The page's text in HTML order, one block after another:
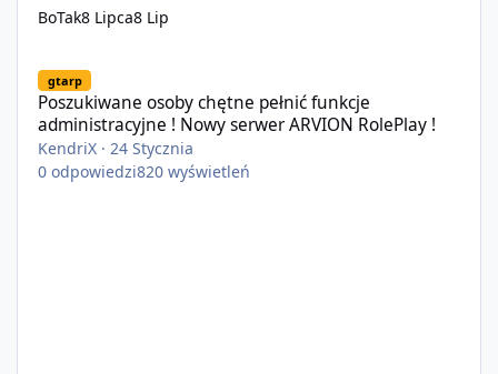
BoTak8 Lipca8 Lip
gtarp
Poszukiwane osoby chętne pełnić funkcje
administracyjne ! Nowy serwer ARVION RolePlay !
KendriX ·24 Stycznia
0 odpowiedzi820 wyświetleń